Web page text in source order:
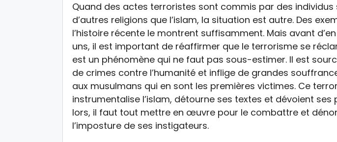
Quand des actes terroristes sont commis par des
d’autres religions que l’islam, la situation est autre. Des
l’histoire récente le montrent suffisamment. Mais avant
uns, il est important de réaffirmer que le terrorisme se
est un phénomène qui ne faut pas sous-estimer. Il est
de crimes contre l’humanité et inflige de grandes
aux musulmans qui en sont les premières victimes. Ce
instrumentalise l’islam, détourne ses textes et dévoient ses
lors, il faut tout mettre en œuvre pour le combattre et
l’imposture de ses instigateurs.